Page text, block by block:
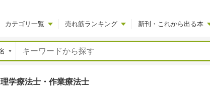
カテゴリ一覧 売れ筋ランキング 新刊・これから出る本
理学療法士・作業療法士